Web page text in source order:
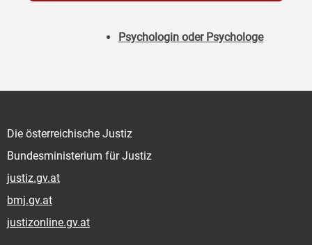
Psychologin oder Psychologe
Die österreichische Justiz
Bundesministerium für Justiz
justiz.gv.at
bmj.gv.at
justizonline.gv.at